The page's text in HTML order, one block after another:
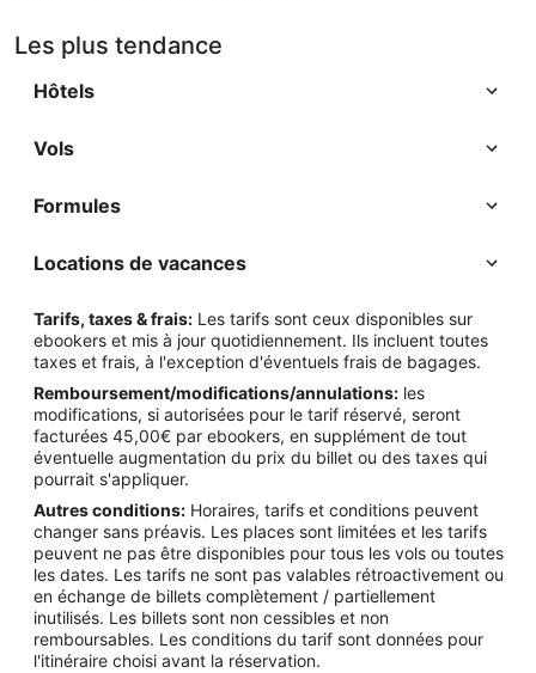
Les plus tendance
Hôtels
Vols
Formules
Locations de vacances
Tarifs, taxes & frais: Les tarifs sont ceux disponibles sur
ebookers et mis à jour quotidiennement. Ils incluent toutes
taxes et frais, à l'exception d'éventuels frais de bagages.
Remboursement/modifications/annulations: les
modifications, si autorisées pour le tarif réservé, seront
facturées 45,00€ par ebookers, en supplément de tout
éventuelle augmentation du prix du billet ou des taxes qui
pourrait s'appliquer.
Autres conditions: Horaires, tarifs et conditions peuvent
changer sans préavis. Les places sont limitées et les tarifs
peuvent ne pas être disponibles pour tous les vols ou toutes
les dates. Les tarifs ne sont pas valables rétroactivement ou
en échange de billets complètement / partiellement
inutilisés. Les billets sont non cessibles et non
remboursables. Les conditions du tarif sont données pour
l'itinéraire choisi avant la réservation.